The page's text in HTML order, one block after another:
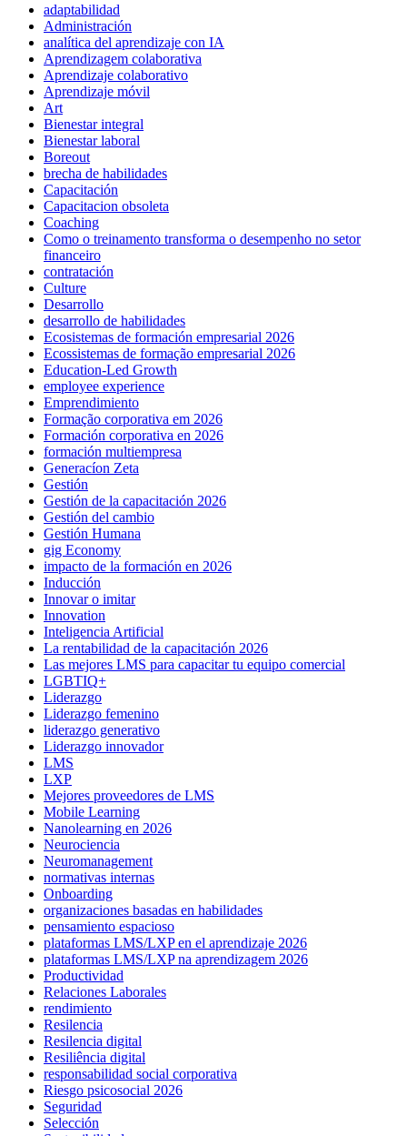
adaptabilidad
Administración
analítica del aprendizaje con IA
Aprendizagem colaborativa
Aprendizaje colaborativo
Aprendizaje móvil
Art
Bienestar integral
Bienestar laboral
Boreout
brecha de habilidades
Capacitación
Capacitacion obsoleta
Coaching
Como o treinamento transforma o desempenho no setor
financeiro
contratación
Culture
Desarrollo
desarrollo de habilidades
Ecosistemas de formación empresarial 2026
Ecossistemas de formação empresarial 2026
Education-Led Growth
employee experience
Emprendimiento
Formação corporativa em 2026
Formación corporativa en 2026
formación multiempresa
Generacíon Zeta
Gestión
Gestión de la capacitación 2026
Gestión del cambio
Gestión Humana
gig Economy
impacto de la formación en 2026
Inducción
Innovar o imitar
Innovation
Inteligencia Artificial
La rentabilidad de la capacitación 2026
Las mejores LMS para capacitar tu equipo comercial
LGBTIQ+
Liderazgo
Liderazgo femenino
liderazgo generativo
Liderazgo innovador
LMS
LXP
Mejores proveedores de LMS
Mobile Learning
Nanolearning en 2026
Neurociencia
Neuromanagement
normativas internas
Onboarding
organizaciones basadas en habilidades
pensamiento espacioso
plataformas LMS/LXP en el aprendizaje 2026
plataformas LMS/LXP na aprendizagem 2026
Productividad
Relaciones Laborales
rendimiento
Resilencia
Resilencia digital
Resiliência digital
responsabilidad social corporativa
Riesgo psicosocial 2026
Seguridad
Selección